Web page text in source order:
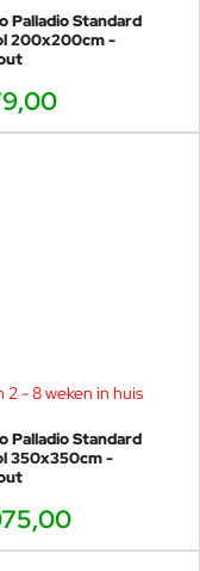
Palladio Standard
200x200cm -
2 - 8 weken in huis
Palladio Standard
350x350cm -